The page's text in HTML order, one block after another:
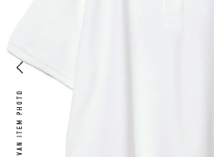
VAN ITEM PHOTO